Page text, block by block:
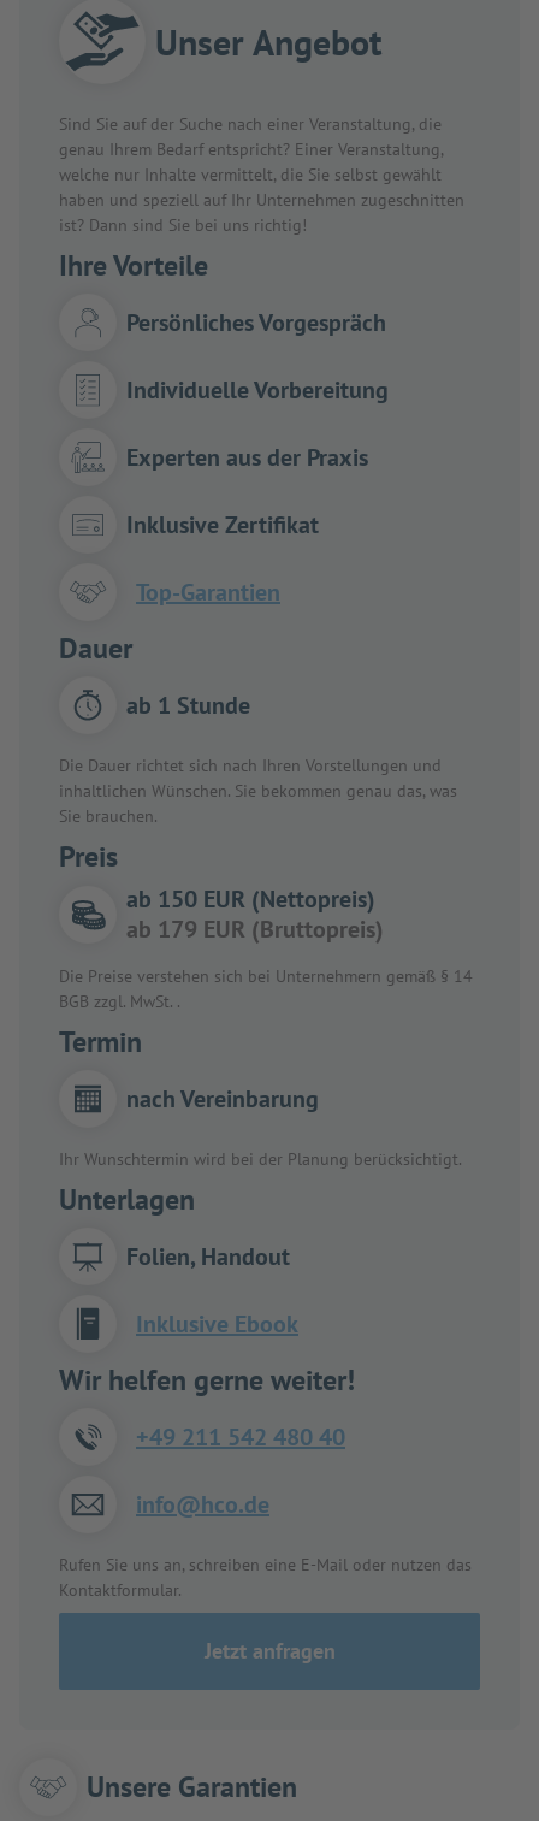
Unser Angebot
Sind Sie auf der Suche nach einer Veranstaltung, die
genau Ihrem Bedarf entspricht? Einer Veranstaltung,
welche nur Inhalte vermittelt, die Sie selbst gewählt
haben und speziell auf Ihr Unternehmen zugeschnitten
ist? Dann sind Sie bei uns richtig!
Ihre Vorteile
Persönliches Vorgespräch
Individuelle Vorbereitung
Experten aus der Praxis
Inklusive Zertifikat
Top-Garantien
Dauer
ab 1 Stunde
Die Dauer richtet sich nach Ihren Vorstellungen und
inhaltlichen Wünschen. Sie bekommen genau das, was
Sie brauchen.
Preis
ab 150 EUR (Nettopreis)
ab 179 EUR (Bruttopreis)
Die Preise verstehen sich bei Unternehmern gemäß § 14
BGB zzgl. MwSt. .
Termin
nach Vereinbarung
Ihr Wunschtermin wird bei der Planung berücksichtigt.
Unterlagen
Folien, Handout
Inklusive Ebook
Wir helfen gerne weiter!
+49 211 542 480 40
info@hco.de
Rufen Sie uns an, schreiben eine E-Mail oder nutzen das
Kontaktformular.
Jetzt anfragen
Unsere Garantien